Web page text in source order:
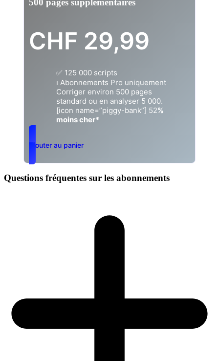
500 pages supplémentaires
CHF 29,99
✅ 125 000 scripts
ℹ️ Abonnements Pro uniquement
Corriger environ 500 pages
standard ou en analyser 5 000.
[icon name=”piggy-bank”] 52%
moins cher*
Ajouter au panier
Questions fréquentes sur les abonnements